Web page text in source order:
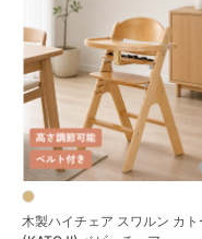
木製ハイチェア スワルン カト